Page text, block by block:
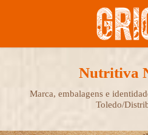
Nutritiva
Marca, embalagens e
Toledo/